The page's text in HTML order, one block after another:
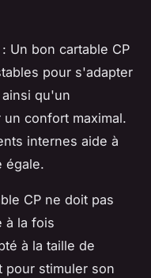
: Un bon cartable CP
pour s'adapter
qu'un
confort maximal.
internes aide à
égale.
CP ne doit pas
à la fois
à la taille de
pour stimuler son